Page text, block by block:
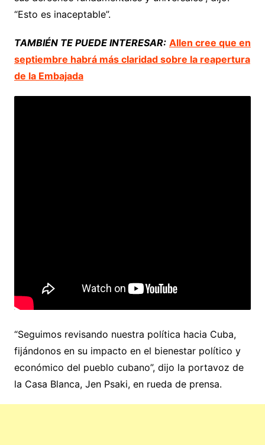
“Esto es inaceptable”.
TAMBIÉN TE PUEDE INTERESAR: Allen cree que en
septiembre habrá más claridad sobre la reapertura
de la Embajada
“Seguimos revisando nuestra política hacia Cuba,
fijándonos en su impacto en el bienestar político y
económico del pueblo cubano”, dijo la portavoz de
la Casa Blanca, Jen Psaki, en rueda de prensa.